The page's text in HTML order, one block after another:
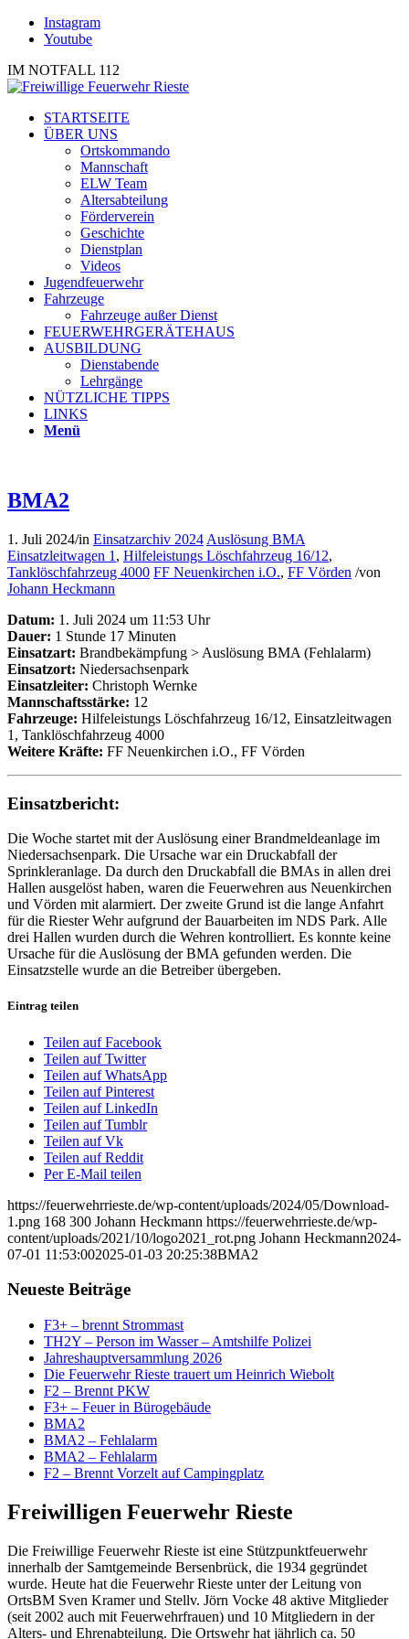
Instagram
Youtube
IM NOTFALL 112
STARTSEITE
ÜBER UNS
Ortskommando
Mannschaft
ELW Team
Altersabteilung
Förderverein
Geschichte
Dienstplan
Videos
Jugendfeuerwehr
Fahrzeuge
Fahrzeuge außer Dienst
FEUERWEHRGERÄTEHAUS
AUSBILDUNG
Dienstabende
Lehrgänge
NÜTZLICHE TIPPS
LINKS
Menü
BMA2
1. Juli 2024/in Einsatzarchiv 2024 Auslösung BMA
Einsatzleitwagen 1 , Hilfeleistungs Löschfahrzeug 16/12,
Tanklöschfahrzeug 4000 FF Neuenkirchen i.O., FF Vörden /von
Johann Heckmann
Datum: 1. Juli 2024 um 11:53 Uhr
Dauer: 1 Stunde 17 Minuten
Einsatzart: Brandbekämpfung > Auslösung BMA (Fehlalarm)
Einsatzort: Niedersachsenpark
Einsatzleiter: Christoph Wernke
Mannschaftsstärke: 12
Fahrzeuge: Hilfeleistungs Löschfahrzeug 16/12, Einsatzleitwagen
1, Tanklöschfahrzeug 4000
Weitere Kräfte: FF Neuenkirchen i.O., FF Vörden
Einsatzbericht:
Die Woche startet mit der Auslösung einer Brandmeldeanlage im
Niedersachsenpark. Die Ursache war ein Druckabfall der
Sprinkleranlage. Da durch den Druckabfall die BMAs in allen drei
Hallen ausgelöst haben, waren die Feuerwehren aus Neuenkirchen
und Vörden mit alarmiert. Der zweite Grund ist die lange Anfahrt
für die Riester Wehr aufgrund der Bauarbeiten im NDS Park. Alle
drei Hallen wurden durch die Wehren kontrolliert. Es konnte keine
Ursache für die Auslösung der BMA gefunden werden. Die
Einsatzstelle wurde an die Betreiber übergeben.
Eintrag teilen
Teilen auf Facebook
Teilen auf Twitter
Teilen auf WhatsApp
Teilen auf Pinterest
Teilen auf LinkedIn
Teilen auf Tumblr
Teilen auf Vk
Teilen auf Reddit
Per E-Mail teilen
https://feuerwehrrieste.de/wp-content/uploads/2024/05/Download-
1.png 168 300 Johann Heckmann https://feuerwehrrieste.de/wp-
content/uploads/2021/10/logo2021_rot.png Johann Heckmann2024-
07-01 11:53:002025-01-03 20:25:38BMA2
Neueste Beiträge
F3+ – brennt Strommast
TH2Y – Person im Wasser – Amtshilfe Polizei
Jahreshauptversammlung 2026
Die Feuerwehr Rieste trauert um Heinrich Wiebolt
F2 – Brennt PKW
F3+ – Feuer in Bürogebäude
BMA2
BMA2 – Fehlalarm
BMA2 – Fehlalarm
F2 – Brennt Vorzelt auf Campingplatz
Freiwilligen Feuerwehr Rieste
Die Freiwillige Feuerwehr Rieste ist eine Stützpunktfeuerwehr
innerhalb der Samtgemeinde Bersenbrück, die 1934 gegründet
wurde. Heute hat die Feuerwehr Rieste unter der Leitung von
OrtsBM Sven Kramer und Stellv. Jörn Vocke 48 aktive Mitglieder
(seit 2002 auch mit Feuerwehrfrauen) und 10 Mitgliedern in der
Alters- und Ehrenabteilung. Die Ortswehr hat jährlich ca. 50